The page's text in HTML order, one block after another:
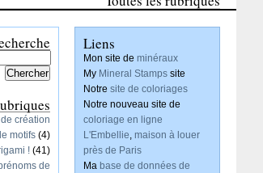
création
motifs (4)
! (41)
de
Liens
Mon site de minéraux
My Mineral Stamps site
Notre site de coloriages
Notre nouveau site de
coloriage en ligne
L'Embellie, maison à louer
près de Paris
Ma base de données de